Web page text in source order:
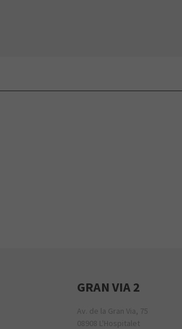
GRAN VIA 2
Av. de la Gran Via, 75
08908 L'Hospitalet